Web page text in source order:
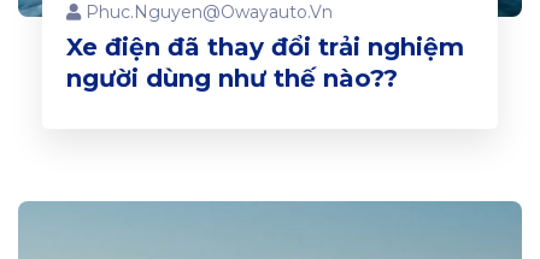
Phuc.nguyen@owayauto.vn
Xe điện đã thay đổi trải nghiệm
người dùng như thế nào??